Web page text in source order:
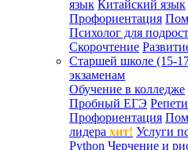
язык Китайский язык
Профориентация
Психолог для
Скорочтение
Старшей школе (15-
экзаменам
Обучение в колледже
Пробный ЕГЭ
Профориентация
лидера хит! Услуги
Python Черчение и